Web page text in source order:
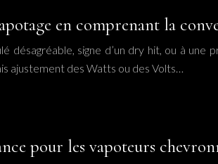
en comprenant la
désagréable, signe d’un dry hit, ou à
ajustement des Watts ou des Volts…
pour les vapoteurs